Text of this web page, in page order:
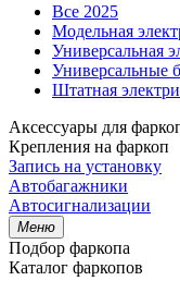
Все 2025
Модельная
Универсальная
Универсальные
Штатная
Аксессуары для
Крепления на фаркоп
Запись на установку
Автобагажники
Автосигнализации
Меню
Подбор фаркопа
Каталог фаркопов